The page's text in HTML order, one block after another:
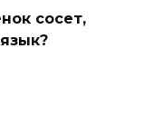
сосет,